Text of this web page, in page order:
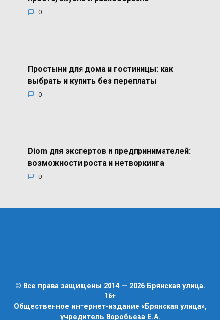
0
Простыни для дома и гостиницы: как
выбрать и купить без переплаты
0
Diom для экспертов и предпринимателей:
возможности роста и нетворкинга
0
© Все права защищены 2014 — 2026 Брянская улица.
16+
Общественное интернет-издание «Брянская улица»,
учредитель Воробьева Е.А.